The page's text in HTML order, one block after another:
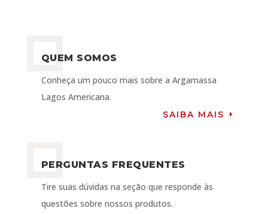
QUEM SOMOS
Conheça um pouco mais sobre a Argamassa
Lagos Americana.
SAIBA MAIS
PERGUNTAS FREQUENTES
Tire suas dúvidas na seção que responde às
questões sobre nossos produtos.